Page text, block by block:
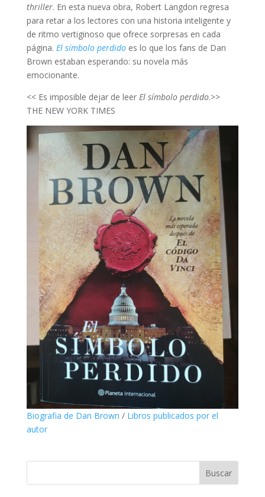
thriller. En esta nueva obra, Robert Langdon regresa
para retar a los lectores con una historia inteligente y
de ritmo vertiginoso que ofrece sorpresas en cada
página. El símbolo perdidoes lo que los fans de Dan
Brown estaban esperando: su novela más
emocionante.
<< Es imposible dejar de leer El símbolo perdido.>>
THE NEW YORK TIMES
Biografia de Dan Brown / Libros publicados por el
autor